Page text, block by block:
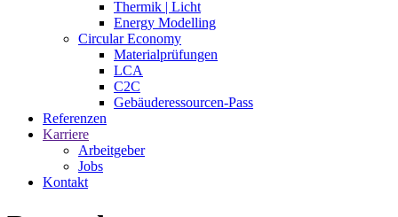
Thermik | Licht
Energy Modelling
Circular Economy
Materialprüfungen
LCA
C2C
Gebäuderessourcen-Pass
Referenzen
Karriere
Arbeitgeber
Jobs
Kontakt